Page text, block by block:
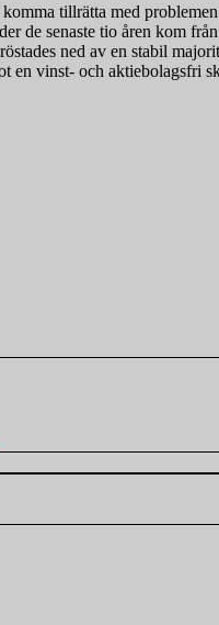
tillrätta med
de senaste tio åren kom
ned av en stabil
en vinst- och aktiebolagsfri